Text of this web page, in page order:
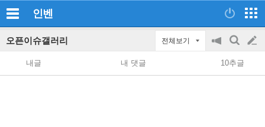
인벤
오픈이슈갤러리 전체보기
공
지
on/off
검
색
글
쓰
내글 내 댓글 10추글